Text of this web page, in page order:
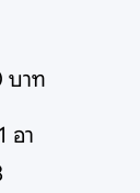
บาท
อา